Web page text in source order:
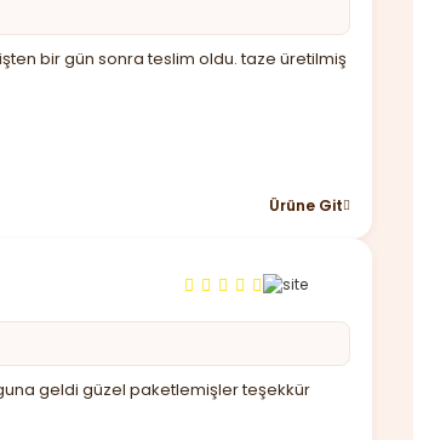
bir gün sonra teslim oldu. taze üretilmiş
Ürüne Git
geldi güzel paketlemişler teşekkür